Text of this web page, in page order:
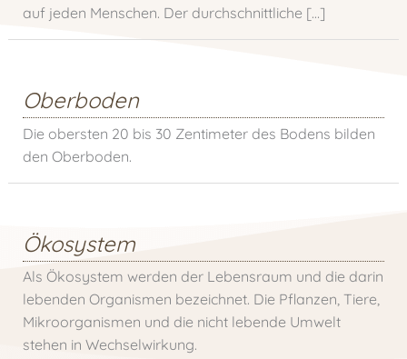
auf jeden Menschen. Der durchschnittliche […]
Oberboden
Die obersten 20 bis 30 Zentimeter des Bodens bilden
den Oberboden.
Ökosystem
Als Ökosystem werden der Lebensraum und die darin
lebenden Organismen bezeichnet. Die Pflanzen, Tiere,
Mikroorganismen und die nicht lebende Umwelt
stehen in Wechselwirkung.